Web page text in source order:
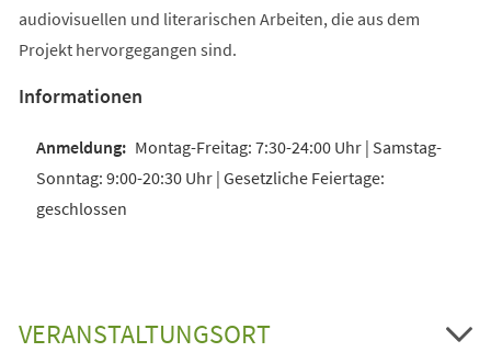
audiovisuellen und literarischen Arbeiten, die aus dem
Projekt hervorgegangen sind.
Informationen
Montag-Freitag: 7:30-24:00 Uhr | Samstag-
Sonntag: 9:00-20:30 Uhr | Gesetzliche Feiertage:
geschlossen
VERANSTALTUNGSORT